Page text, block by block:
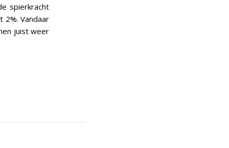
spierkracht
Vandaar
juist weer